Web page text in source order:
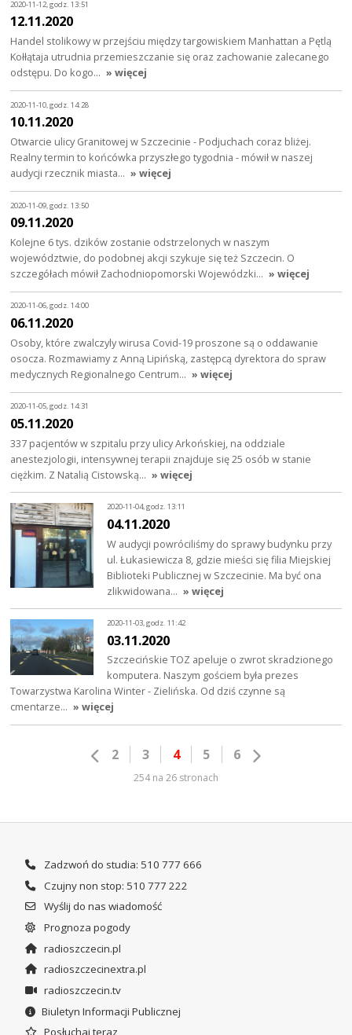
2020-11-12, godz. 13:51
12.11.2020
Handel stolikowy w przejściu między targowiskiem Manhattan a Pętlą
Kołłątaja utrudnia przemieszczanie się oraz zachowanie zalecanego
odstępu. Do kogo… » więcej
2020-11-10, godz. 14:28
10.11.2020
Otwarcie ulicy Granitowej w Szczecinie - Podjuchach coraz bliżej.
Realny termin to końcówka przyszłego tygodnia - mówił w naszej
audycji rzecznik miasta… » więcej
2020-11-09, godz. 13:50
09.11.2020
Kolejne 6 tys. dzików zostanie odstrzelonych w naszym
województwie, do podobnej akcji szykuje się też Szczecin. O
szczegółach mówił Zachodniopomorski Wojewódzki… » więcej
2020-11-06, godz. 14:00
06.11.2020
Osoby, które zwalczyly wirusa Covid-19 proszone są o oddawanie
osocza. Rozmawiamy z Anną Lipińską, zastępcą dyrektora do spraw
medycznych Regionalnego Centrum… » więcej
2020-11-05, godz. 14:31
05.11.2020
337 pacjentów w szpitalu przy ulicy Arkońskiej, na oddziale
anestezjologii, intensywnej terapii znajduje się 25 osób w stanie
ciężkim. Z Natalią Cistowską… » więcej
2020-11-04, godz. 13:11
04.11.2020
W audycji powróciliśmy do sprawy budynku przy
ul. Łukasiewicza 8, gdzie mieści się filia Miejskiej
Biblioteki Publicznej w Szczecinie. Ma być ona
zlikwidowana… » więcej
2020-11-03, godz. 11:42
03.11.2020
Szczecińskie TOZ apeluje o zwrot skradzionego
komputera. Naszym gościem była prezes
Towarzystwa Karolina Winter - Zielińska. Od dziś czynne są
cmentarze… » więcej
2 3 4 5 6
254 na 26 stronach
Zadzwoń do studia: 510 777 666
Czujny non stop: 510 777 222
Wyślij do nas wiadomość
Prognoza pogody
radioszczecin.pl
radioszczecinextra.pl
radioszczecin.tv
Biuletyn Informacji Publicznej
Posłuchaj teraz